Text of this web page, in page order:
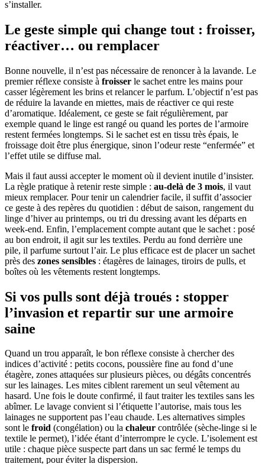
s’installer.
Le geste simple qui change tout : froisser,
réactiver… ou remplacer
Bonne nouvelle, il n’est pas nécessaire de renoncer à la lavande. Le
premier réflexe consiste à froisser le sachet entre les mains pour
casser légèrement les brins et relancer le parfum. L’objectif n’est pas
de réduire la lavande en miettes, mais de réactiver ce qui reste
d’aromatique. Idéalement, ce geste se fait régulièrement, par
exemple quand le linge est rangé ou quand les portes de l’armoire
restent fermées longtemps. Si le sachet est en tissu très épais, le
froissage doit être plus énergique, sinon l’odeur reste “enfermée” et
l’effet utile se diffuse mal.
Mais il faut aussi accepter le moment où il devient inutile d’insister.
La règle pratique à retenir reste simple : au-delà de 3 mois, il vaut
mieux remplacer. Pour tenir un calendrier facile, il suffit d’associer
ce geste à des repères du quotidien : début de saison, rangement du
linge d’hiver au printemps, ou tri du dressing avant les départs en
week-end. Enfin, l’emplacement compte autant que le sachet : posé
au bon endroit, il agit sur les textiles. Perdu au fond derrière une
pile, il parfume surtout l’air. Le plus efficace est de placer un sachet
près des zones sensibles : étagères de lainages, tiroirs de pulls, et
boîtes où les vêtements restent longtemps.
Si vos pulls sont déjà troués : stopper
l’invasion et repartir sur une armoire
saine
Quand un trou apparaît, le bon réflexe consiste à chercher des
indices d’activité : petits cocons, poussière fine au fond d’une
étagère, zones attaquées sur plusieurs pièces, ou dégâts concentrés
sur les lainages. Les mites ciblent rarement un seul vêtement au
hasard. Une fois le doute confirmé, il faut traiter les textiles sans les
abîmer. Le lavage convient si l’étiquette l’autorise, mais tous les
lainages ne supportent pas l’eau chaude. Les alternatives simples
sont le froid (congélation) ou la chaleur contrôlée (sèche-linge si le
textile le permet), l’idée étant d’interrompre le cycle. L’isolement est
utile : chaque pièce suspecte part dans un sac fermé le temps du
traitement, pour éviter la dispersion.